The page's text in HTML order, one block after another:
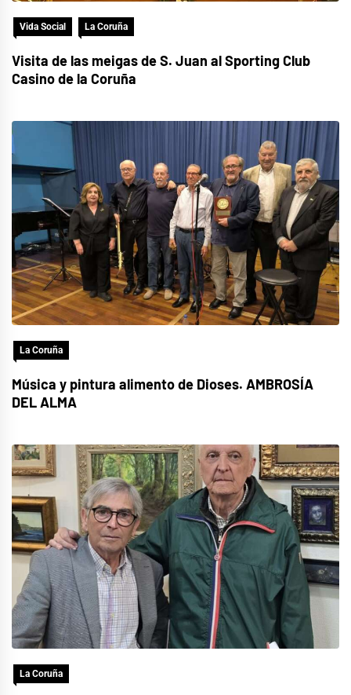
Vida Social La Coruña
Visita de las meigas de S. Juan al Sporting Club
Casino de la Coruña
La Coruña
Música y pintura alimento de Dioses. AMBROSÍA
DEL ALMA
La Coruña